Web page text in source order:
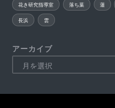
花き研究指導室 落ち葉 蓮
長浜 雲
アーカイブ